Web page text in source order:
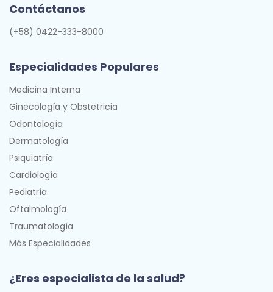
Contáctanos
(+58) 0422-333-8000
Especialidades Populares
Medicina Interna
Ginecología y Obstetricia
Odontología
Dermatología
Psiquiatría
Cardiología
Pediatría
Oftalmología
Traumatología
Más Especialidades
¿Eres especialista de la salud?